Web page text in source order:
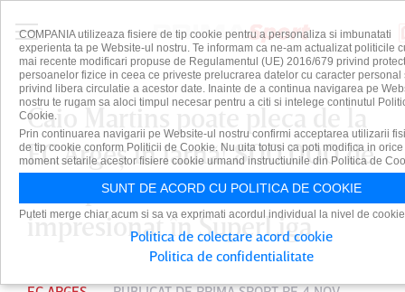
Caio Martins poate pleca de la
FC Argeş în iarnă! 800.000 de
euro pentru brazilianul care a
impresionat în SuperLiga
COMPANIA utilizeaza fisiere de tip cookie pentru a personaliza si imbunatati
experienta ta pe Website-ul nostru. Te informam ca ne-am actualizat politicile
mai recente modificari propuse de Regulamentul (UE) 2016/679 privind
persoanelor fizice in ceea ce priveste prelucrarea datelor cu caracter personal
privind libera circulatie a acestor date. Inainte de a continua navigarea pe
nostru te rugam sa aloci timpul necesar pentru a citi si intelege continutul
Cookie.
Prin continuarea navigarii pe Website-ul nostru confirmi acceptarea utilizarii
de tip cookie conform Politicii de Cookie. Nu uita totusi ca poti modifica in orice
moment setarile acestor fisiere cookie urmand instructiunile din Politica de
SUNT DE ACORD CU POLITICA DE COOKIE
Puteti merge chiar acum si sa va exprimati acordul individual la nivel de
Politica de colectare acord cookie
Politica de confidentialitate